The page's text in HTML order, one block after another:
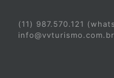
(11) 987.570.121
info@vvturismo.com.br